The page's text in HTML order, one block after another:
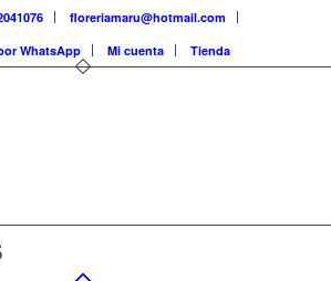
floreriamaru@hotmail.com
WhatsApp
Mi cuenta Tienda